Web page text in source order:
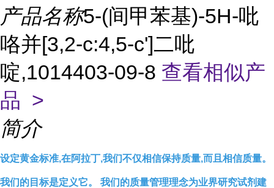
产品名称5-(间甲苯基)-5H-吡
咯并[3,2-c:4,5-c']二吡
啶,1014403-09-8 查看相似产
品 >
简介
设定黄金标准,在阿拉丁,我们不仅相信保持质量,而且相信质量。
我们的目标是定义它。 我们的质量管理理念为业界研究试剂建